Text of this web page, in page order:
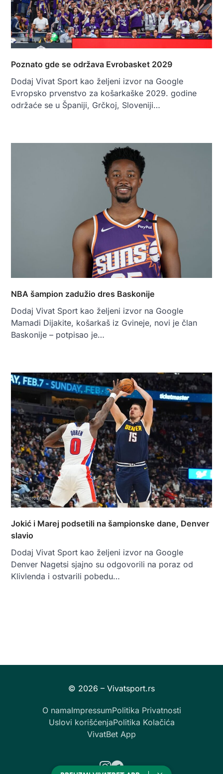
Poznato gde se održava Evrobasket 2029
Dodaj Vivat Sport kao željeni izvor na Google
Evropsko prvenstvo za košarkaške 2029. godine
održaće se u Španiji, Grčkoj, Sloveniji…
NBA šampion zadužio dres Baskonije
Dodaj Vivat Sport kao željeni izvor na Google
Mamadi Dijakite, košarkaš iz Gvineje, novi je član
Baskonije – potpisao je…
Jokić i Marej podsetili na šampionske dane, Denver
slavio
Dodaj Vivat Sport kao željeni izvor na Google
Denver Nagetsi sjajno su odgovorili na poraz od
Klivlenda i ostvarili pobedu…
O namaImpressumPolitika Privatnosti
Uslovi korišćenjaPolitika Kolačića
VivatBet App